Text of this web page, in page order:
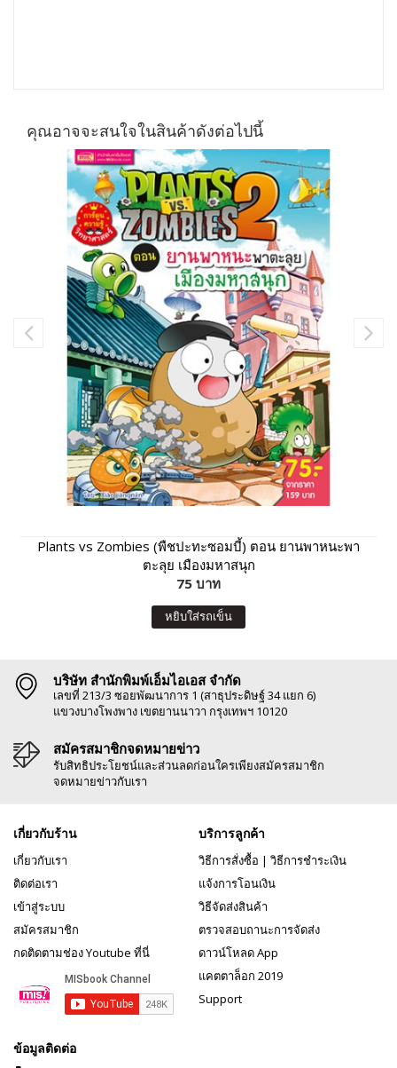
คุณอาจจะสนใจในสินค้าดังต่อไปนี้
Plants vs Zombies (พืชปะทะซอมบี้) ตอน ยานพาหนะพา
ตะลุย เมืองมหาสนุก
75 บาท
หยิบใส่รถเข็น
บริษัท สำนักพิมพ์เอ็มไอเอส จำกัด
เลขที่ 213/3 ซอยพัฒนาการ 1 (สาธุประดิษฐ์ 34 แยก 6)
แขวงบางโพงพาง เขตยานนาวา กรุงเทพฯ 10120
สมัครสมาชิกจดหมายข่าว
รับสิทธิประโยชน์และส่วนลดก่อนใครเพียงสมัครสมาชิก
จดหมายข่าวกับเรา
เกี่ยวกับร้าน
เกี่ยวกับเรา
ติดต่อเรา
เข้าสู่ระบบ
สมัครสมาชิก
กดติดตามช่อง Youtube ที่นี่
บริการลูกค้า
วิธีการสั่งซื้อ | วิธีการชำระเงิน
แจ้งการโอนเงิน
วิธีจัดส่งสินค้า
ตรวจสอบถานะการจัดส่ง
ดาวน์โหลด App
แคตตาล็อก 2019
Support
ข้อมูลติดต่อ